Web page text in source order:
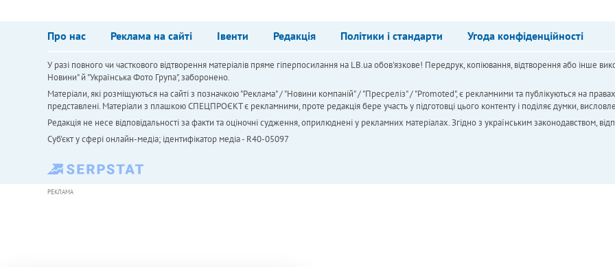
Про нас Реклама на сайті Івенти Редакція Політики і стандарти Угода конфіденційності
У разі повного чи часткового відтворення матеріалів пряме гіперпосилання на LB.ua обов'язкове! Передрук, копіювання, відтворення або інше
Новини" й "Українська Фото Група", заборонено.
Матеріали, які розміщуються на сайті з позначкою "Реклама" / "Новини компаній" / "Пресреліз" / "Promoted", є рекламними та публікуються на
представлені. Матеріали з плашкою СПЕЦПРОЄКТ є рекламними, проте редакція бере участь у підготовці цього контенту і поділяє думки,
Редакція не несе відповідальності за факти та оціночні судження, оприлюднені у рекламних матеріалах. Згідно з українським законодавством,
Cуб'єкт у сфері онлайн-медіа; ідентифікатор медіа - R40-05097
РЕКЛАМА